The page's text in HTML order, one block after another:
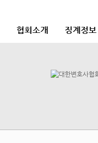
협회소개 징계정